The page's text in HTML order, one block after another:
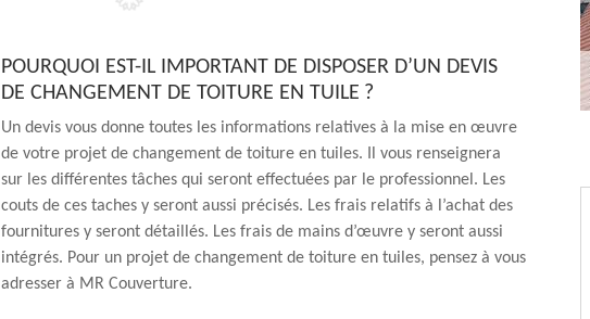
POURQUOI EST-IL IMPORTANT DE DISPOSER D’UN DEVIS
DE CHANGEMENT DE TOITURE EN TUILE ?
Un devis vous donne toutes les informations relatives à la mise en œuvre
de votre projet de changement de toiture en tuiles. Il vous renseignera
sur les différentes tâches qui seront effectuées par le professionnel. Les
couts de ces taches y seront aussi précisés. Les frais relatifs à l’achat des
fournitures y seront détaillés. Les frais de mains d’œuvre y seront aussi
intégrés. Pour un projet de changement de toiture en tuiles, pensez à vous
adresser à MR Couverture.